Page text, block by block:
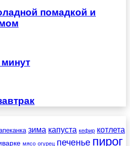
помадкой и
минут
зима капуста кефир котлета
мясо огурец печенье пирог